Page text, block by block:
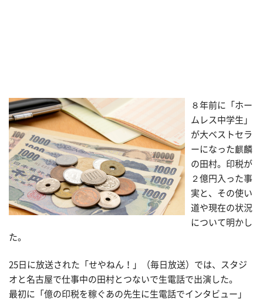
８年前に「ホー
ムレス中学生」
が大ベストセラ
ーになった麒麟
の田村。印税が
２億円入った事
実と、その使い
道や現在の状況
について明かし
た。
25日に放送された「せやねん！」（毎日放送）では、スタジ
オと名古屋で仕事中の田村とつないで生電話で出演した。
最初に「億の印税を稼ぐあの先生に生電話でインタビュー」